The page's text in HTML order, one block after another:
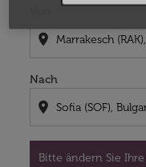
location_on
Nach
location_on
Bitte ändern Sie